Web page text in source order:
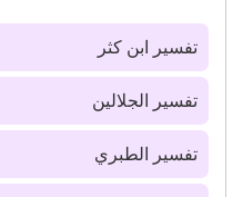
تفسير ابن كثر
تفسير الجلالين
تفسير الطبري